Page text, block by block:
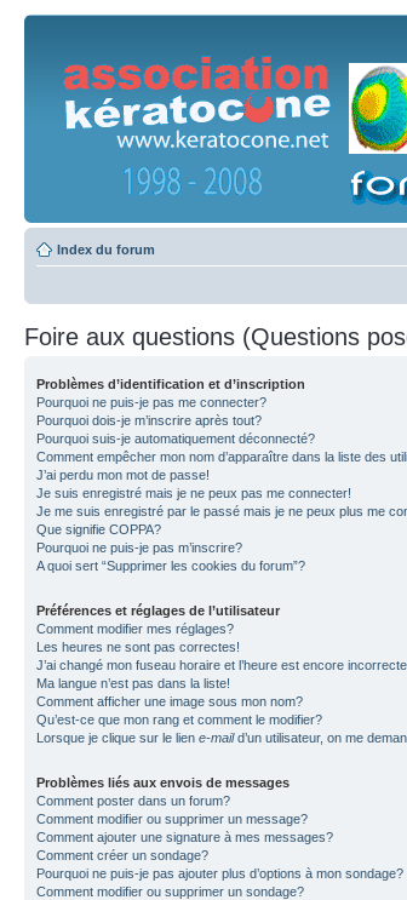
Index du forum
Foire aux questions (Questions
Problèmes d’identification et d’inscription
Pourquoi ne puis-je pas me connecter?
Pourquoi dois-je m’inscrire après tout?
Pourquoi suis-je automatiquement déconnecté?
Comment empêcher mon nom d’apparaître dans la liste des
J’ai perdu mon mot de passe!
Je suis enregistré mais je ne peux pas me connecter!
Je me suis enregistré par le passé mais je ne peux plus me
Que signifie COPPA?
Pourquoi ne puis-je pas m’inscrire?
A quoi sert “Supprimer les cookies du forum”?
Préférences et réglages de l’utilisateur
Comment modifier mes réglages?
Les heures ne sont pas correctes!
J’ai changé mon fuseau horaire et l’heure est encore
Ma langue n’est pas dans la liste!
Comment afficher une image sous mon nom?
Qu’est-ce que mon rang et comment le modifier?
Lorsque je clique sur le lien e-maild’un utilisateur, on me
Problèmes liés aux envois de messages
Comment poster dans un forum?
Comment modifier ou supprimer un message?
Comment ajouter une signature à mes messages?
Comment créer un sondage?
Pourquoi ne puis-je pas ajouter plus d’options à mon sondage?
Comment modifier ou supprimer un sondage?